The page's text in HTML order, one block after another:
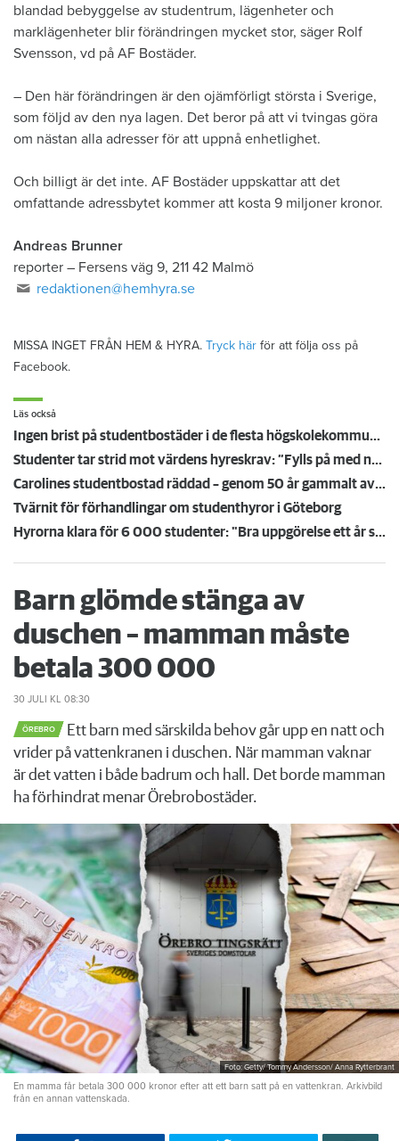
blandad bebyggelse av studentrum, lägenheter och
marklägenheter blir förändringen mycket stor, säger Rolf
Svensson, vd på AF Bostäder.
– Den här förändringen är den ojämförligt största i Sverige,
som följd av den nya lagen. Det beror på att vi tvingas göra
om nästan alla adresser för att uppnå enhetlighet.
Och billigt är det inte. AF Bostäder uppskattar att det
omfattande adressbytet kommer att kosta 9 miljoner kronor.
Andreas Brunner
reporter – Fersens väg 9, 211 42 Malmö
redaktionen@hemhyra.se
MISSA INGET FRÅN HEM & HYRA. Tryck här för att följa oss på
Facebook.
Läs också
Ingen brist på studentbostäder i de flesta högskolekommunerna: ”Vi har 130 tomma lägenheter”
Studenter tar strid mot värdens hyreskrav: ”Fylls på med namn hela tiden”
Carolines studentbostad räddad – genom 50 år gammalt avtal: "Jätteglad att få bo kvar"
Tvärnit för förhandlingar om studenthyror i Göteborg
Hyrorna klara för 6 000 studenter: "Bra uppgörelse ett år som detta"
Barn glömde stänga av
duschen – mamman måste
betala 300 000
30 JULI KL 08:30
ÖREBRO
Ett barn med särskilda behov går upp en natt och
vrider på vattenkranen i duschen. När mamman vaknar
är det vatten i både badrum och hall. Det borde mamman
ha förhindrat menar Örebrobostäder.
Foto: Getty/ Tommy Andersson/ Anna Rytterbrant
En mamma får betala 300 000 kronor efter att ett barn satt på en vattenkran. Arkivbild
från en annan vattenskada.